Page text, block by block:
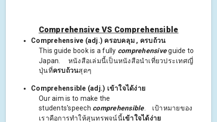
Comprehensive VS Comprehensible
Comprehensive (adj.) ครอบคลุม , ครบถ้วน
This guide book is a fully comprehensiveguide to
Japan. หนังสือเล่มนี้เป็นหนังสือนำเที่ยวประเทศญี่
ปุ่นที่ครบถ้วนสุดๆ
Comprehensible (adj.) เข้าใจได้ง่าย
Our aim is to make the
students'speech comprehensible. เป้าหมายของ
เราคือการทำให้สุนทรพจน์นี้เข้าใจได้ง่าย